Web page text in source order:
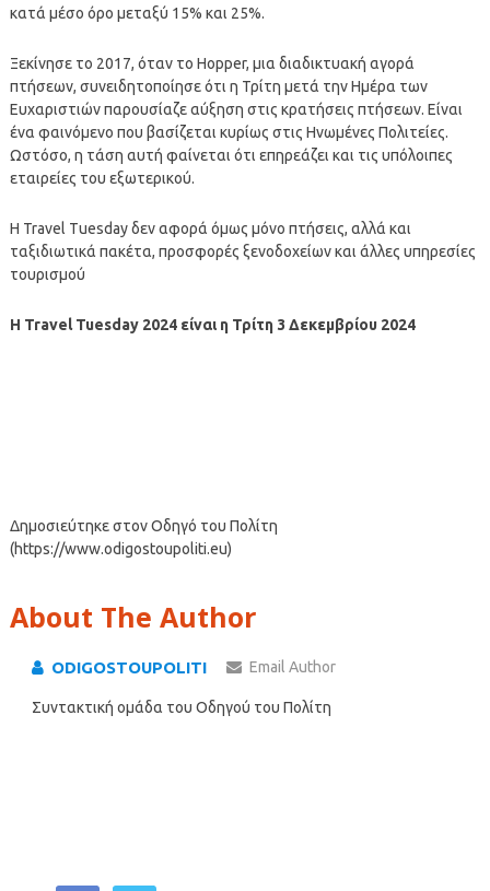
κατά μέσο όρο μεταξύ 15% και 25%.
Ξεκίνησε το 2017, όταν το Hopper, μια διαδικτυακή αγορά
πτήσεων, συνειδητοποίησε ότι η Τρίτη μετά την Ημέρα των
Ευχαριστιών παρουσίαζε αύξηση στις κρατήσεις πτήσεων. Είναι
ένα φαινόμενο που βασίζεται κυρίως στις Ηνωμένες Πολιτείες.
Ωστόσο, η τάση αυτή φαίνεται ότι επηρεάζει και τις υπόλοιπες
εταιρείες του εξωτερικού.
Η Travel Tuesday δεν αφορά όμως μόνο πτήσεις, αλλά και
ταξιδιωτικά πακέτα, προσφορές ξενοδοχείων και άλλες υπηρεσίες
τουρισμού
Η Travel Tuesday 2024 είναι η Τρίτη 3 Δεκεμβρίου 2024
Δημοσιεύτηκε στον Οδηγό του Πολίτη
(https://www.odigostoupoliti.eu)
About The Author
ODIGOSTOUPOLITI Email Author
Συντακτική ομάδα του Οδηγού του Πολίτη